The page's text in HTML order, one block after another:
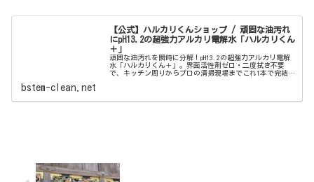
【公式】ハルカリくんショップ / 頑固な油汚れ
にpH13.2の超強力アルカリ電解水「ハルカリくん
＋」
頑固な油汚れを瞬時に分解！pH13.2の超強力アルカリ電解
水「ハルカリくん＋」。界面活性剤ゼロ・二度拭き不要
で、キッチン周りからプロの清掃現場までこれ1本で完結。
bstem-clean.net